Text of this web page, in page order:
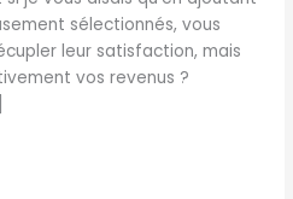
sélectionnés, vous
leur satisfaction, mais
vos revenus ?